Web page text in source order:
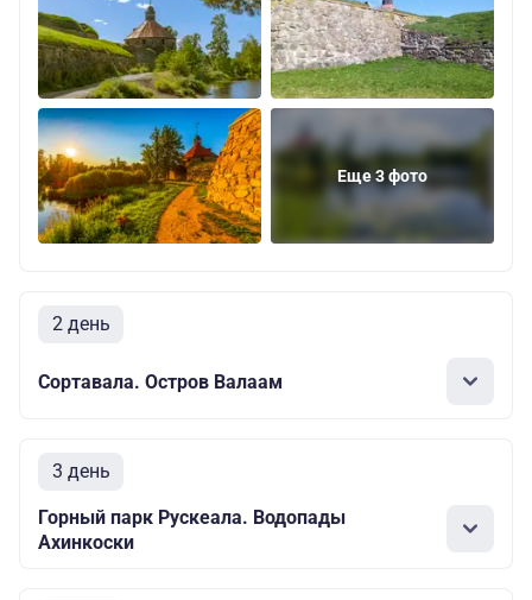
Еще 3 фото
2 день
Сортавала. Остров Валаам
3 день
Горный парк Рускеала. Водопады
Ахинкоски